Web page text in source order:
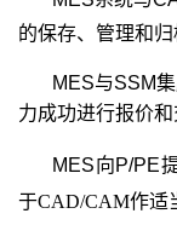
的保存、管理和归
MES与SSM
力成功进行报价和
MES向P/PE
于CAD/CAM作适